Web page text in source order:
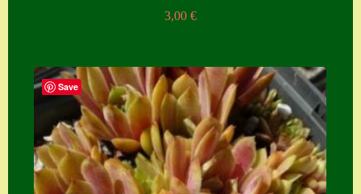
3,00 €
Save